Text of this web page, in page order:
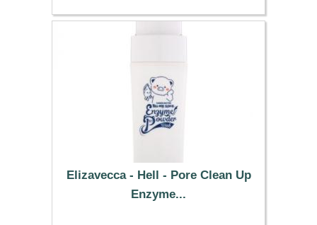
Elizavecca - Hell - Pore Clean Up
Enzyme...